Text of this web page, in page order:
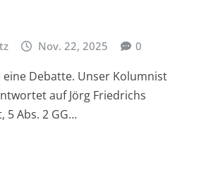
Nov. 22, 2025 0
Debatte. Unser Kolumnist
auf Jörg Friedrichs
5 Abs. 2 GG…